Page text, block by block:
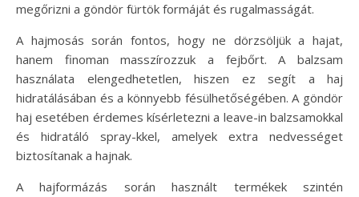
megőrizni a göndör fürtök formáját és rugalmasságát.
A hajmosás során fontos, hogy ne dörzsöljük a hajat,
hanem finoman masszírozzuk a fejbőrt. A balzsam
használata elengedhetetlen, hiszen ez segít a haj
hidratálásában és a könnyebb fésülhetőségében. A göndör
haj esetében érdemes kísérletezni a leave-in balzsamokkal
és hidratáló spray-kkel, amelyek extra nedvességet
biztosítanak a hajnak.
A hajformázás során használt termékek szintén